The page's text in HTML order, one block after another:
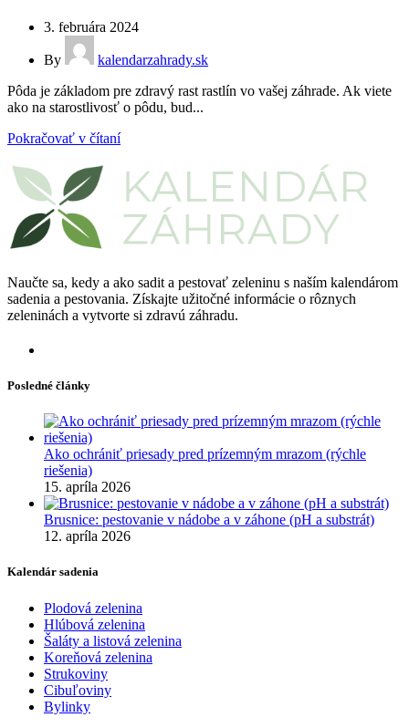
3. februára 2024
By
kalendarzahrady.sk
Pôda je základom pre zdravý rast rastlín vo vašej záhrade. Ak viete
ako na starostlivosť o pôdu, bud...
Pokračovať v čítaní
Naučte sa, kedy a ako sadit a pestovať zeleninu s naším kalendárom
sadenia a pestovania. Získajte užitočné informácie o rôznych
zeleninách a vytvorte si zdravú záhradu.
Posledné články
Ako ochrániť priesady pred prízemným mrazom (rýchle
riešenia)
15. apríla 2026
Brusnice: pestovanie v nádobe a v záhone (pH a substrát)
12. apríla 2026
Kalendár sadenia
Plodová zelenina
Hlúbová zelenina
Šaláty a listová zelenina
Koreňová zelenina
Strukoviny
Cibuľoviny
Bylinky